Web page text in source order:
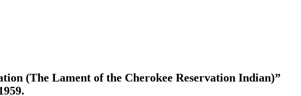
(The Lament of the Cherokee Reservation Indian)”